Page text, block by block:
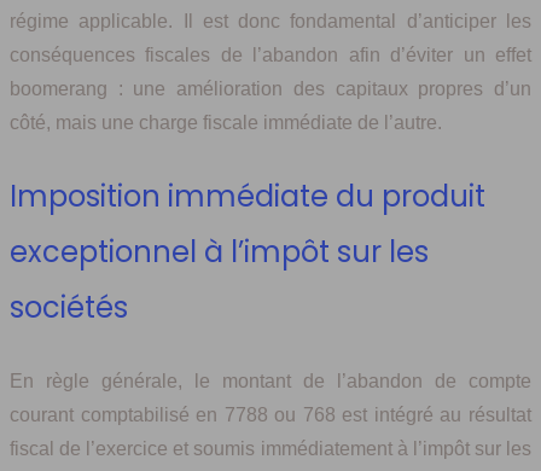
régime applicable. Il est donc fondamental d’anticiper les
conséquences fiscales de l’abandon afin d’éviter un effet
boomerang : une amélioration des capitaux propres d’un
côté, mais une charge fiscale immédiate de l’autre.
Imposition immédiate du produit
exceptionnel à l’impôt sur les
sociétés
En règle générale, le montant de l’abandon de compte
courant comptabilisé en 7788 ou 768 est intégré au résultat
fiscal de l’exercice et soumis immédiatement à l’impôt sur les